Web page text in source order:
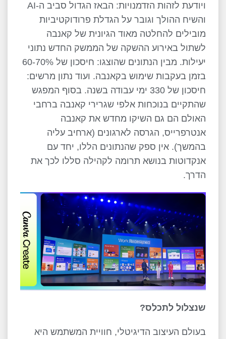
ויודעת לזהות הזדמנויות: הבאז הגדול סביב ה-AI
והשיח ההולך וגובר על הגדלת פרודוקטיביות
מובילים להחלטה מאוד הגיונית של קאנבה
לשתול באירוע ההשקה של הממשק החדש נתוני
יעילות. מבין הנתונים שהוצגו: חיסכון של 60-70%
בזמן בעקבות שימוש בקאנבה. ועוד נתון מרשים:
חיסכון של 330 ימי עבודה בשנה. בסוף המפגש
שהתקיים בנוכחות אלפי שגרירי קאנבה ברחבי
האולם הם גם השיקו מחדש את קאנבה
אנטרפרייס, הגרסה לארגונים (ארחיב עליה
בהמשך). אין ספק שהנתונים הללו, יחד עם
אנקדוטות בנושא תרומה לקהילה סללו לכך את
הדרך.
שנצלול לתכלס?
בעולם העיצוב הדיגיטלי, חוויית המשתמש היא